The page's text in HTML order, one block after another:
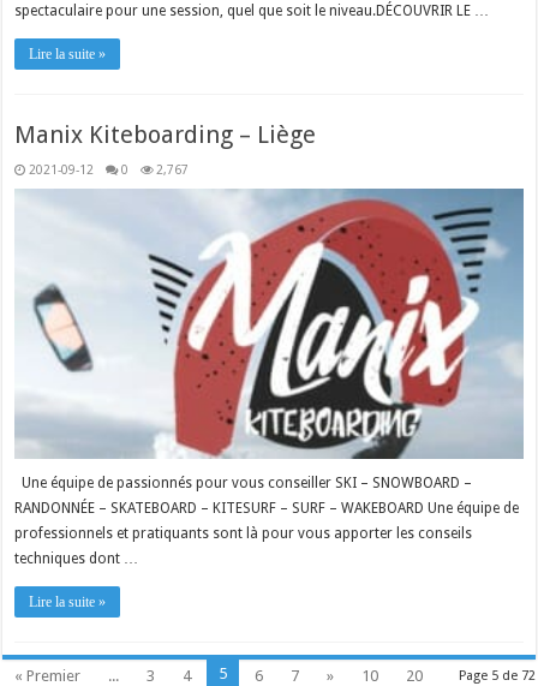
spectaculaire pour une session, quel que soit le niveau.DÉCOUVRIR LE …
Lire la suite »
Manix Kiteboarding – Liège
2021-09-12 0 2,767
Une équipe de passionnés pour vous conseiller SKI – SNOWBOARD –
RANDONNÉE – SKATEBOARD – KITESURF – SURF – WAKEBOARD Une équipe de
professionnels et pratiquants sont là pour vous apporter les conseils
techniques dont …
Lire la suite »
Page 5 de 72
« Premier ... 3 4 5 6 7 » 10
20